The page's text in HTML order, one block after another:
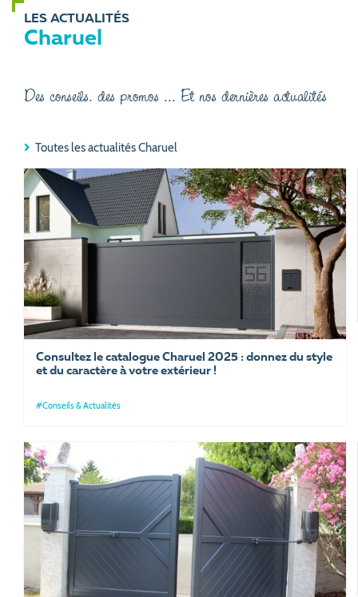
LES ACTUALITÉS
Charuel
Des conseils, des promos ... Et nos dernières actualités
Toutes les actualités Charuel
Consultez le catalogue Charuel 2025 : donnez du style
et du caractère à votre extérieur !
#Conseils & Actualités